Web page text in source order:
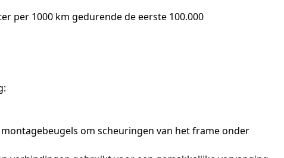
per 1000 km gedurende de eerste 100.000
om scheuringen van het frame onder